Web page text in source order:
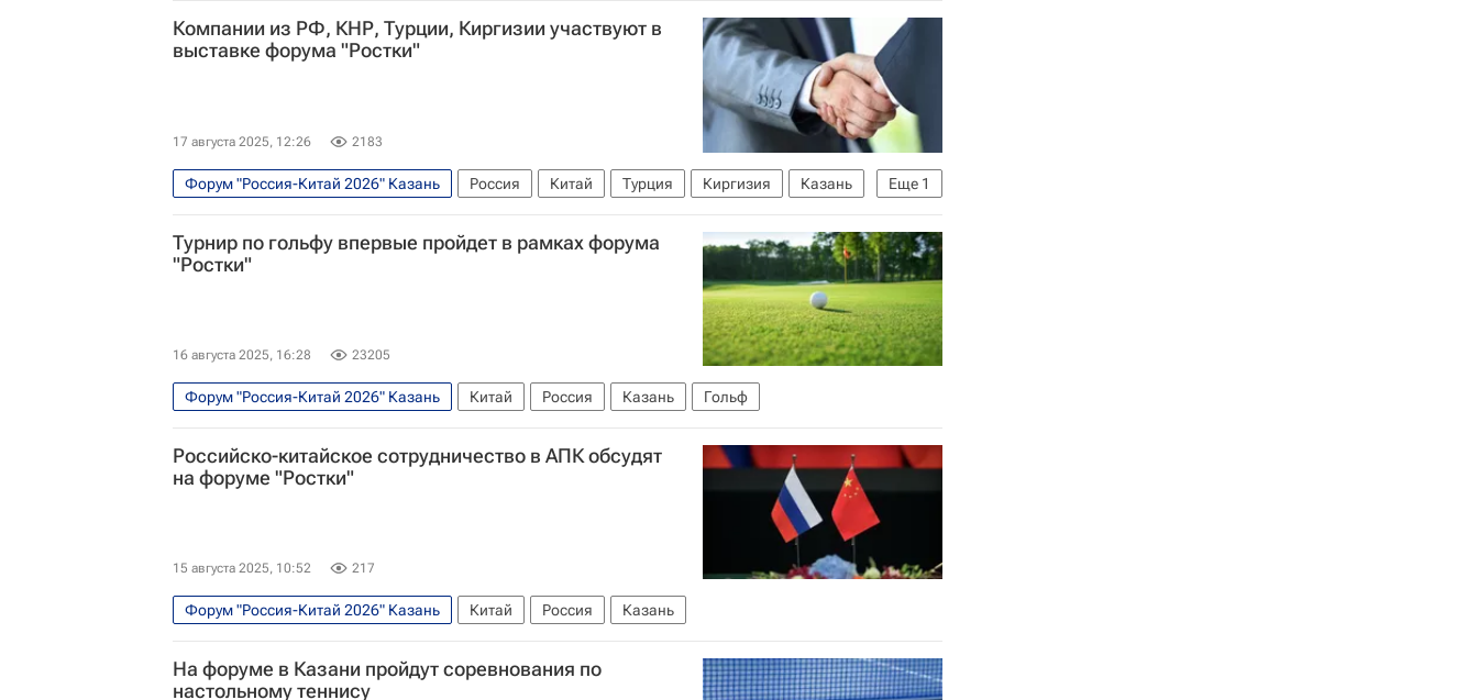
Компании из РФ, КНР, Турции, Киргизии участвуют в
выставке форума "Ростки"
17 августа 2025, 12:26 2183
Еще 1
Форум "Россия-Китай 2026" Казань Россия Китай Турция Киргизия
Казань
Выставки
Турнир по гольфу впервые пройдет в рамках форума
"Ростки"
16 августа 2025, 16:28 23205
Форум "Россия-Китай 2026" Казань Китай Россия Казань Гольф
Российско-китайское сотрудничество в АПК обсудят
на форуме "Ростки"
15 августа 2025, 10:52 217
Форум "Россия-Китай 2026" Казань Китай Россия Казань
На форуме в Казани пройдут соревнования по
настольному теннису